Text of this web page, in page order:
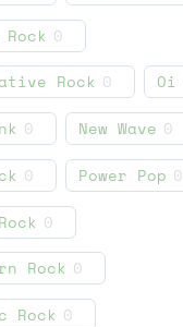
0
Rock 0 Oi
0 New Wave 0
0 Power Pop 0
0
Rock 0
Rock 0